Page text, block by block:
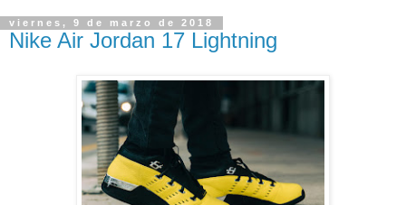
viernes, 9 de marzo de 2018
Nike Air Jordan 17 Lightning